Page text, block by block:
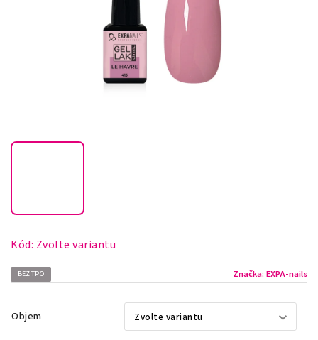
Kód: Zvolte variantu
BEZ TPO Značka: EXPA-nails
Objem